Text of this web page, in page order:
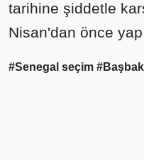
tarihine şiddetle
Nisan'dan önce
#Senegal seçim